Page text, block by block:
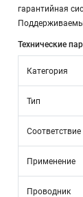
гарантийная
Технические
Категория
Тип
Применение
Проводник